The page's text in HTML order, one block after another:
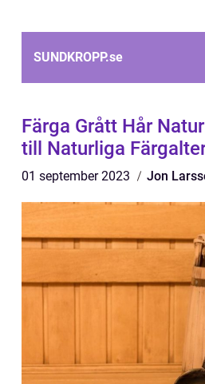
SUNDKROPP.se
Färga Grått Hår
till Naturliga
01 september 2023 Jon